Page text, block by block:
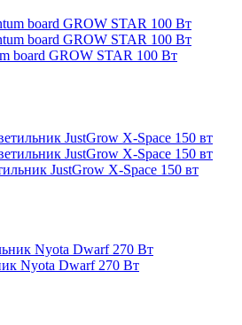
board GROW STAR 100 Вт
JustGrow X-Space 150 вт
Nyota Dwarf 270 Вт